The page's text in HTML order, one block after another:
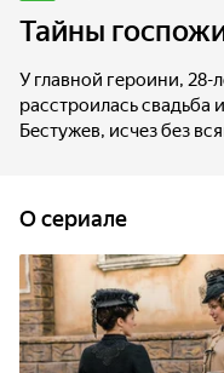
Тайны
У главной героини,
расстроилась свадьба
Бестужев, исчез без
война, и служит
Лариса приезжает в
откуда родом Павел -
исчезновения.
преподаванием
ей приходится
соответствовать
O сериале